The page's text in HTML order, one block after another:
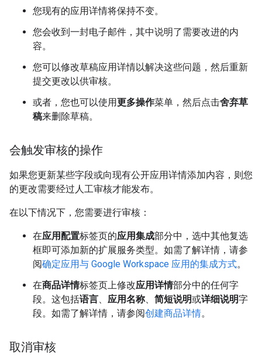
您现有的应用详情将保持不变。
您会收到一封电子邮件，其中说明了需要改进的内
容。
您可以修改草稿应用详情以解决这些问题，然后重新
提交更改以供审核。
或者，您也可以使用更多操作菜单，然后点击舍弃草
稿来删除草稿。
会触发审核的操作
如果您更新某些字段或向现有公开应用详情添加内容，则您
的更改需要经过人工审核才能发布。
在以下情况下，您需要进行审核：
在应用配置标签页的应用集成部分中，选中其他复选
框即可添加新的扩展服务类型。如需了解详情，请参
阅确定应用与 Google Workspace 应用的集成方式。
在商品详情标签页上修改应用详情部分中的任何字
段。这包括语言、 应用名称、 简短说明或详细说明字
段。如需了解详情，请参阅创建商品详情。
取消审核